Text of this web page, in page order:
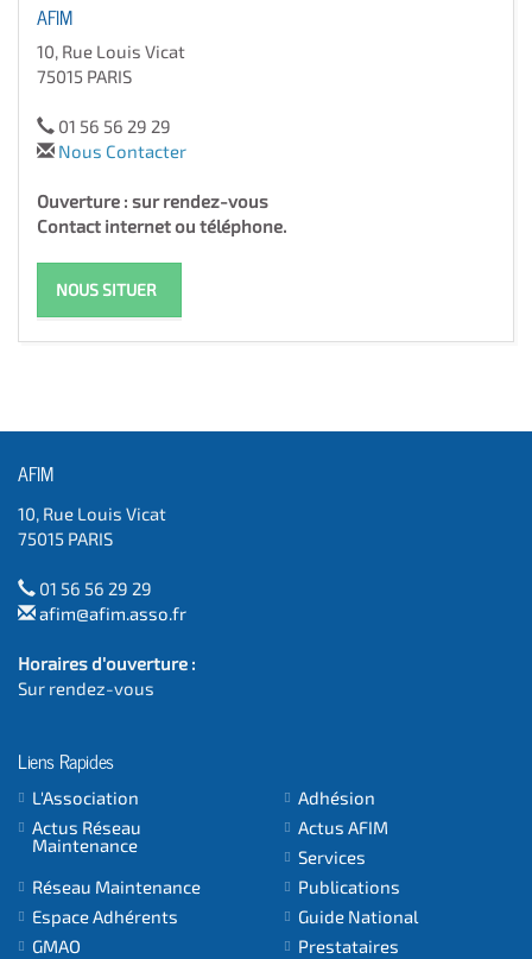
AFIM
10, Rue Louis Vicat
75015 PARIS
01 56 56 29 29
Nous Contacter
Ouverture : sur rendez-vous
Contact internet ou téléphone.
NOUS SITUER
AFIM
10, Rue Louis Vicat
75015 PARIS
01 56 56 29 29
afim@afim.asso.fr
Horaires d'ouverture :
Sur rendez-vous
Liens Rapides
L'Association
Adhésion
Actus Réseau
Maintenance
Actus AFIM
Services
Réseau Maintenance
Publications
Espace Adhérents
Guide National
GMAO
Prestataires